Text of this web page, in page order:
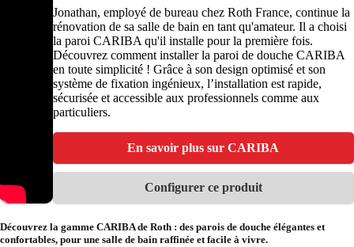
Jonathan, employé de bureau chez Roth France, continue la
rénovation de sa salle de bain en tant qu'amateur. Il a choisi
la paroi CARIBA qu'il installe pour la première fois.
Découvrez comment installer la paroi de douche CARIBA
en toute simplicité ! Grâce à son design optimisé et son
système de fixation ingénieux, l’installation est rapide,
sécurisée et accessible aux professionnels comme aux
particuliers.
En savoir plus sur CARIBA
Configurer ce produit
Découvrez la gamme CARIBA de Roth : des parois de douche élégantes et
confortables, pour une salle de bain raffinée et facile à vivre.